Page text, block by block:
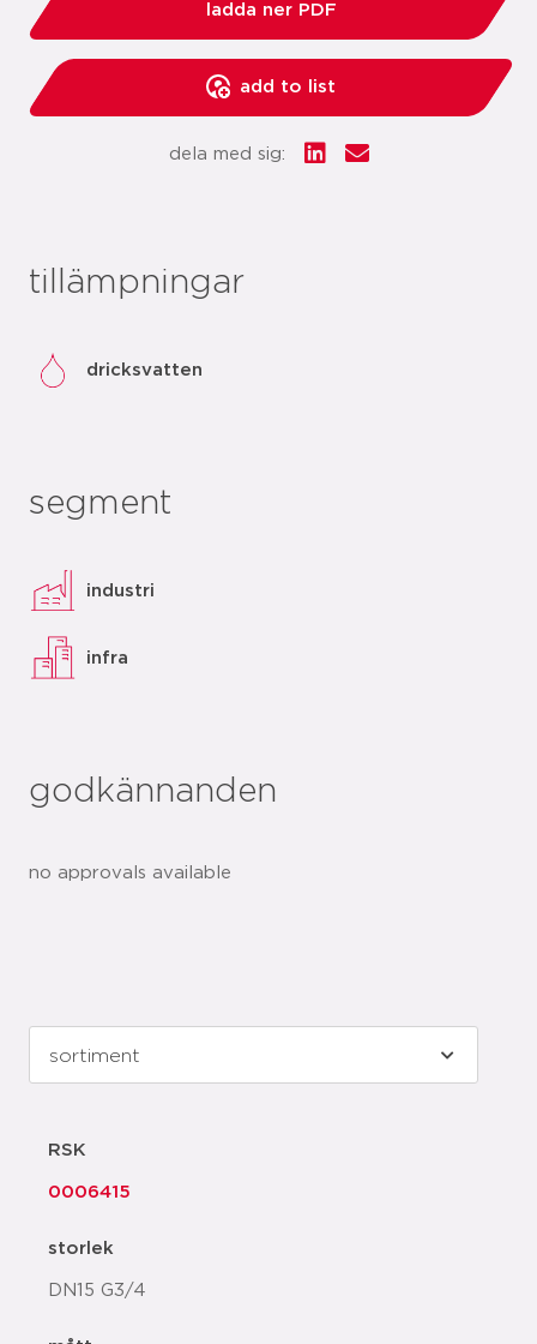
ladda ner PDF
add to list
dela med sig:
tillämpningar
dricksvatten
segment
industri
infra
godkännanden
no approvals available
RSK
0006415
storlek
DN15 G3/4